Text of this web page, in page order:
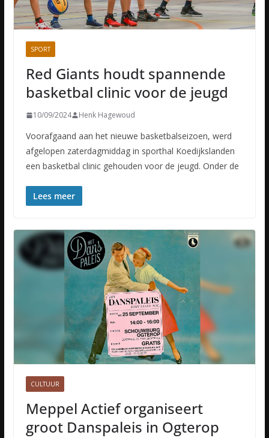
SPORT
Red Giants houdt spannende
basketbal clinic voor de jeugd
10/09/2024 Henk Hagewoud
Voorafgaand aan het nieuwe basketbalseizoen, werd
afgelopen zaterdagmiddag in sporthal Koedijkslanden
een basketbal clinic gehouden voor de jeugd. Onder de
Lees meer
CULTUUR
Meppel Actief organiseert
groot Danspaleis in Ogterop